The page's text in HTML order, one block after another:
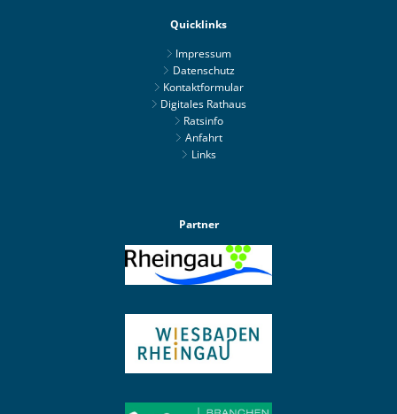
Quicklinks
Impressum
Datenschutz
Kontaktformular
Digitales Rathaus
Ratsinfo
Anfahrt
Links
Partner